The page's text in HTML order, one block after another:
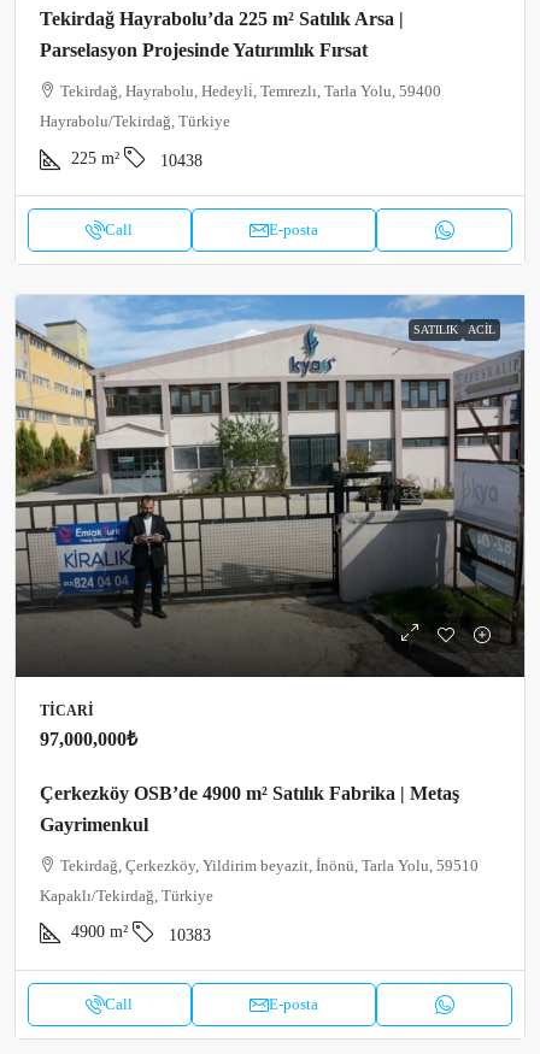
Tekirdağ Hayrabolu’da 225 m² Satılık Arsa |
Parselasyon Projesinde Yatırımlık Fırsat
Tekirdağ, Hayrabolu, Hedeyli̇, Temrezlı, Tarla Yolu, 59400
Hayrabolu/Tekirdağ, Türkiye
225 m² 10438
Call E-posta
SATILIK ACIL
TICARI
97,000,000₺
Çerkezköy OSB’de 4900 m² Satılık Fabrika | Metaş
Gayrimenkul
Tekirdağ, Çerkezköy, Yildirim beyazit, İnönü, Tarla Yolu, 59510
Kapaklı/Tekirdağ, Türkiye
4900 m² 10383
Call E-posta